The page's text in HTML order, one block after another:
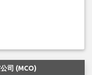
司 (MCO)